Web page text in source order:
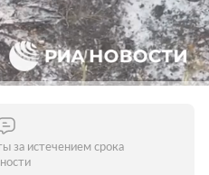
за истечением срока